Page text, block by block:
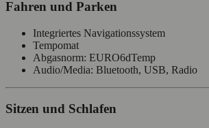
Fahren und Parken
Integriertes Navigationssystem
Tempomat
Abgasnorm: EURO6dTemp
Audio/Media: Bluetooth, USB, Radio
Sitzen und Schlafen